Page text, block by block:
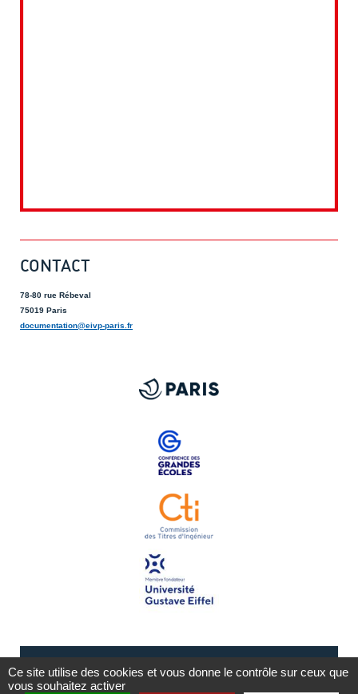
CONTACT
78-80 rue Rébeval
75019 Paris
documentation@eivp-paris.fr
Ce site utilise des cookies et vous donne le contrôle sur ceux que
vous souhaitez activer